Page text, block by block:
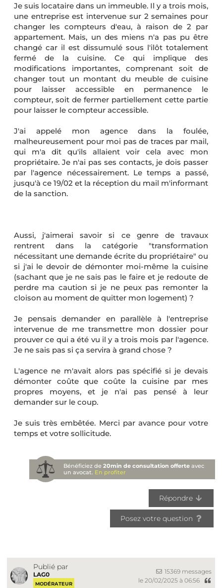
Je suis locataire dans un immeuble. Il y a trois mois,
une entreprise est intervenue sur 2 semaines pour
changer les compteurs d'eau, à raison de 2 par
appartement. Mais, un des miens n'a pas pu être
changé car il est dissumulé sous l'ilôt totalement
fermé de la cuisine. Ce qui implique des
modifications importantes, comprenant soit de
changer tout un montant du meuble de cuisine
pour laisser accessible en permanence le
compteur, soit de fermer partiellement cette partie
pour laisser le compteur accessible.
J'ai appelé mon agence dans la foulée,
malheureusement pour moi pas de traces par mail,
qui m'a dit qu'ils allaient voir cela avec mon
propriétaire. Je n'ai pas ses contacts, je dois passer
par l'agence nécessairement. Le temps a passé,
jusqu'à ce 19/02 et la réception du mail m'informant
de la sanction.
Aussi, j'aimerai savoir si ce genre de travaux
rentrent dans la catégorie "transformation
nécessitant une demande écrite du propriétaire" ou
si j'ai le devoir de démonter moi-même la cuisine
(sachant que je ne sais pas le faire et je redoute de
perdre ma caution si je ne peux pas remonter la
cloison au moment de quitter mon logement) ?
Je pensais demander en parallèle à l'entreprise
intervenue de me transmettre mon dossier pour
prouver ce qui a été vu il y a trois mois par l'agence.
Je ne sais pas si ça servira à grand chose ?
L'agence ne m'avait alors pas spécifié si je devais
démonter coûte que coûte la cuisine par mes
propres moyens, et je n'ai pas pensé à leur
demander sur le coup.
Je suis très embêtée. Merci par avance pour votre
temps et votre sollicitude.
Bénéficiez de20min de consultation offerte avec
un avocat. En profiter
Répondre
Posez votre question
Publié par
LAG0
MODÉRATEUR
15369 messages
le 20/02/2025 à 06:56